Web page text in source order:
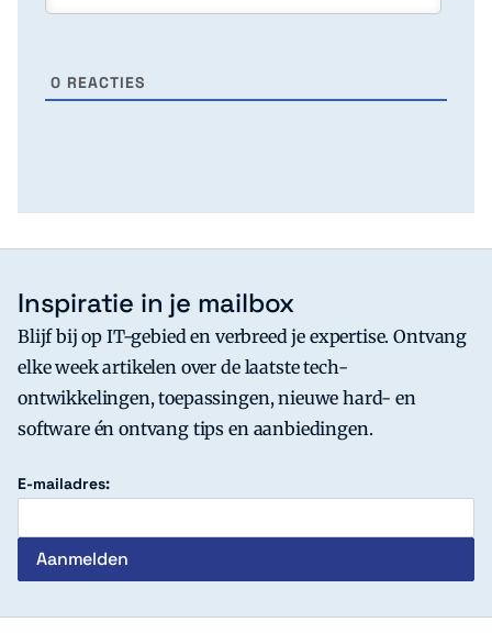
0 REACTIES
Inspiratie in je mailbox
Blijf bij op IT-gebied en verbreed je expertise. Ontvang
elke week artikelen over de laatste tech-
ontwikkelingen, toepassingen, nieuwe hard- en
software én ontvang tips en aanbiedingen.
E-mailadres: